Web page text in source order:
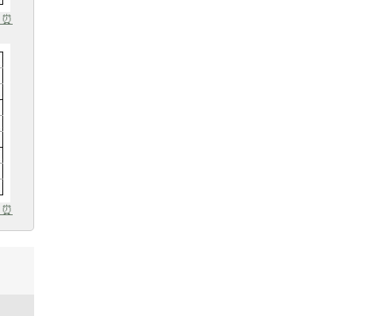
⏰
⏰